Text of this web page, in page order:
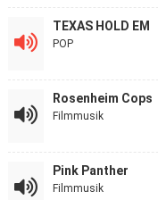
TEXAS HOLD EM
POP
Rosenheim Cops
Filmmusik
Pink Panther
Filmmusik